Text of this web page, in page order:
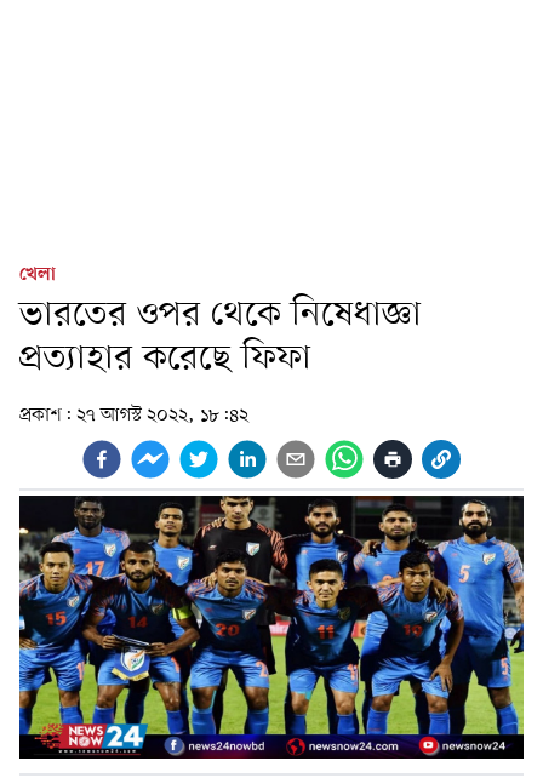
খেলা
ভারতের ওপর থেকে নিষেধাজ্ঞা
প্রত্যাহার করেছে ফিফা
প্রকাশ: ২৭ আগস্ট ২০২২, ১৮:৪২